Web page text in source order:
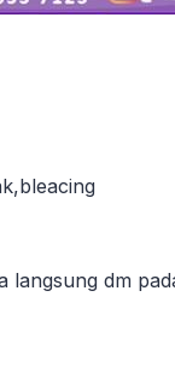
langsung dm